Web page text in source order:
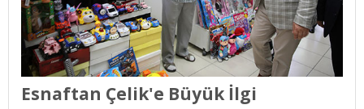
Esnaftan Çelik'e Büyük İlgi